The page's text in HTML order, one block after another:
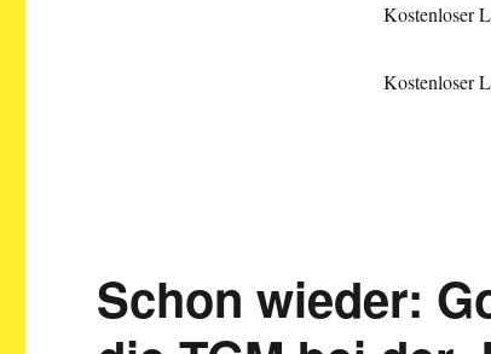
Kostenloser
Kostenloser
Schon wieder: